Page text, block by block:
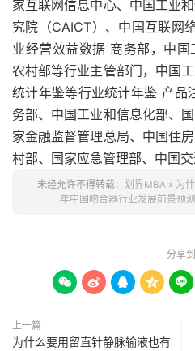
家互联网信息中心、中国工业
究院（CAICT）、中国互联网
业经营效益数据 商务部，中
农村部等行业主管部门，中国
统计年鉴等行业统计年鉴 产品
务部、中国工业和信息化部、
家金融监督管理总局、中国住
村部、国家应急管理部、中国
未经允许不得转载： 划界MBA» 为
年中国吻合器行业发展前景预
分享到
    
上一篇
为什么要用留直针静脉输液也有